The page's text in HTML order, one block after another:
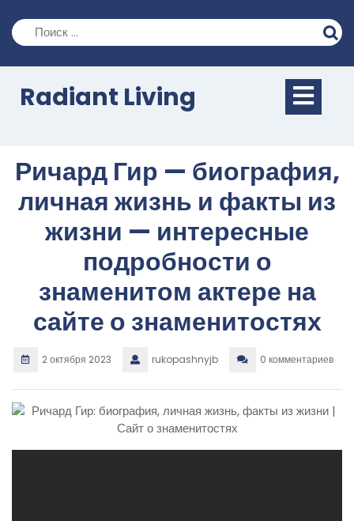
содержимому
Radiant Living
Ричард Гир — биография,
личная жизнь и факты из
жизни — интересные
подробности о
знаменитом актере на
сайте о знаменитостях
2 октября 2023 rukopashnyjb 0 комментариев